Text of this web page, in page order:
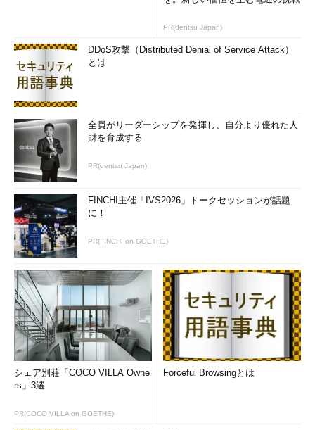
PR(dentsu Japan)
DDoS攻撃（Distributed Denial of Service Attack）
とは
全員がリーダーシップを発揮し、自分より優れた人
財を育成する
PR(dentsu Japan)
FINCHI主催「IVS2026」トークセッションが話題
に！
PR(FINCHI on GOETHE)
シェア別荘「COCO VILLA Owne
rs」3選
PR(COCO VILLA on GOETHE)
Forceful Browsingとは